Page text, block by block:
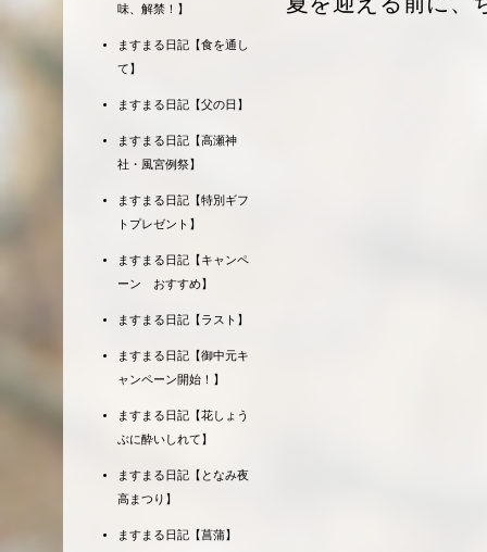
味、解禁！】
ますまる日記【食を通し
て】
ますまる日記【父の日】
ますまる日記【高瀬神
社・風宮例祭】
ますまる日記【特別ギフ
トプレゼント】
ますまる日記【キャンペ
ーン おすすめ】
ますまる日記【ラスト】
ますまる日記【御中元キ
ャンペーン開始！】
ますまる日記【花しょう
ぶに酔いしれて】
ますまる日記【となみ夜
高まつり】
ますまる日記【菖蒲】